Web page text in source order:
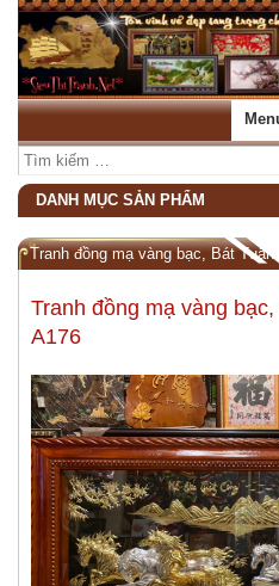
DANH MỤC SẢN PHẨM
Tranh đồng mạ vàng bạc, Bát Tuấn
Tranh đồng mạ vàng
A176